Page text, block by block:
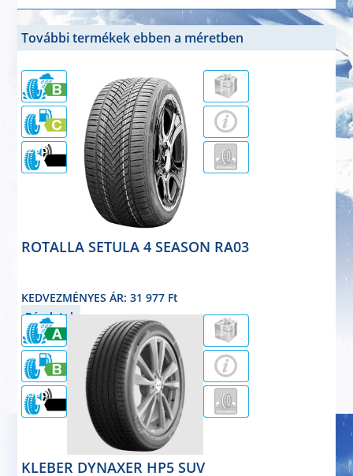
További termékek ebben a méretben
72dB
ROTALLA SETULA 4 SEASON RA03
KEDVEZMÉNYES ÁR: 31 977 Ft
Részletek
70dB
KLEBER DYNAXER HP5 SUV